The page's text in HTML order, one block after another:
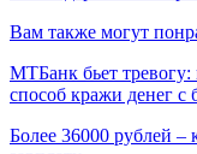
Вам также могут
МТБанк бьет
способ кражи денег с
Более 36000 рублей